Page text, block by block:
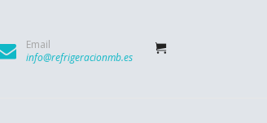
Email
info@refrigeracionmb.es